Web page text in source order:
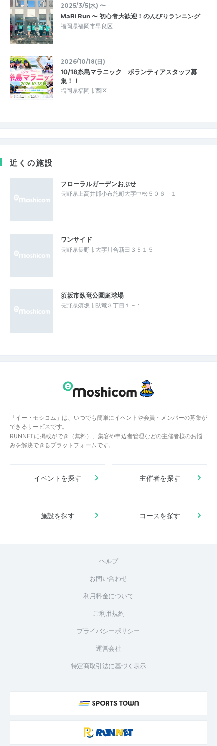
2025/3/5(水) 〜
MaRi Run 〜 初心者大歓迎！のんびりランニング
福岡県福岡市早良区
2026/10/18(日)
10/18糸島マラニック ボランティアスタッフ募
集！！
福岡県福岡市西区
近くの施設
フローラルガーデンおぶせ
長野県上高井郡小布施町大字中松５０６－１
ワンサイド
長野県長野市大字川合新田３５１５
須坂市臥竜公園庭球場
長野県須坂市臥竜３丁目１－１
「イー・モシコム」は、いつでも簡単にイベントや会員・メンバーの募集が
できるサービスです。
RUNNETに掲載ができ（無料）、集客や申込者管理などの主催者様のお悩
みを解決できるプラットフォームです。
イベントを探す 主催者を探す
施設を探す コースを探す
ヘルプ
お問い合わせ
利用料金について
ご利用規約
プライバシーポリシー
運営会社
特定商取引法に基づく表示